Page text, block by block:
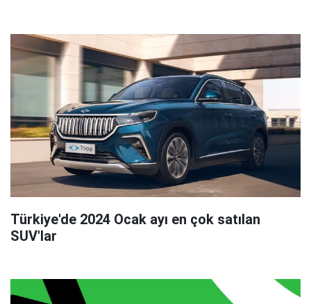
Türkiye'de 2024 Ocak ayı en çok satılan
SUV'lar